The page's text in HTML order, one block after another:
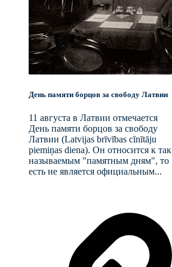
День памяти борцов за свободу Латвии
11 августа в Латвии отмечается
День памяти борцов за свободу
Латвии (Latvijas brīvības cīnītāju
piemiņas diena). Он относится к так
называемым "памятным дням", то
есть не является официальным...